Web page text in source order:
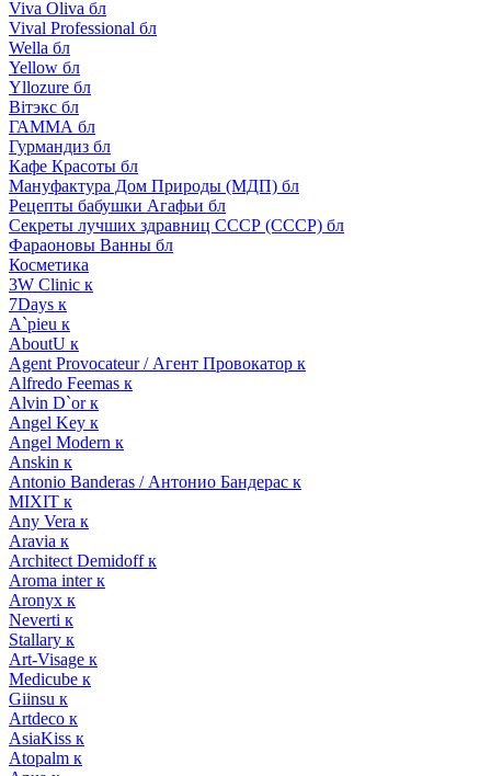
Viva Oliva бл
Vival Professional бл
Wella бл
Yellow бл
Yllozure бл
Вiтэкс бл
ГАММА бл
Гурмандиз бл
Кафе Красоты бл
Мануфактура Дом Природы (МДП) бл
Рецепты бабушки Агафьи бл
Секреты лучших здравниц СССР (СССР) бл
Фараоновы Ванны бл
Косметика
3W Clinic к
7Days к
A`pieu к
AboutU к
Agent Provocateur / Агент Провокатор к
Alfredo Feemas к
Alvin D`or к
Angel Key к
Angel Modern к
Anskin к
Antonio Banderas / Антонио Бандерас к
MIXIT к
Any Vera к
Aravia к
Architect Demidoff к
Aroma inter к
Aronyx к
Neverti к
Stallary к
Art-Visage к
Medicube к
Giinsu к
Artdeco к
AsiaKiss к
Atopalm к